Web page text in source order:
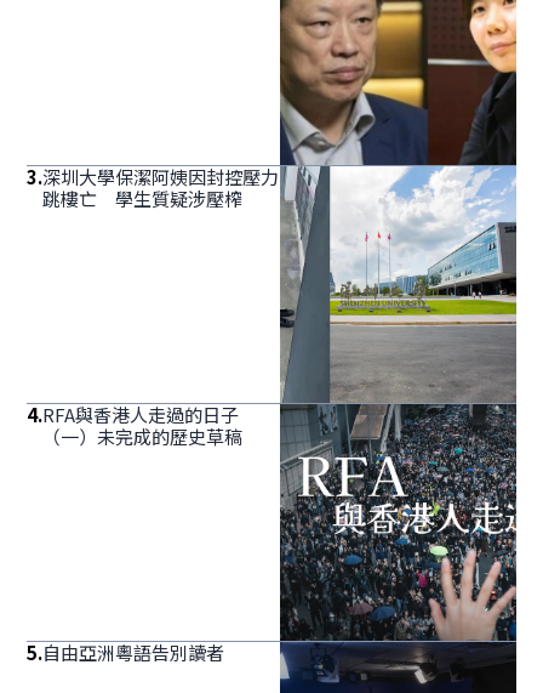
3.深圳大學保潔阿姨因封控壓力
跳樓亡 學生質疑涉壓榨
4.RFA與香港人走過的日子
（一）未完成的歷史草稿
5.自由亞洲粵語告別讀者